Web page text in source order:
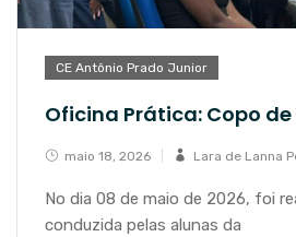
CE Antônio Prado Junior
Oficina Prática: Copo de
maio 18, 2026 Lara de Lanna
No dia 08 de maio de 2026, foi
conduzida pelas alunas da